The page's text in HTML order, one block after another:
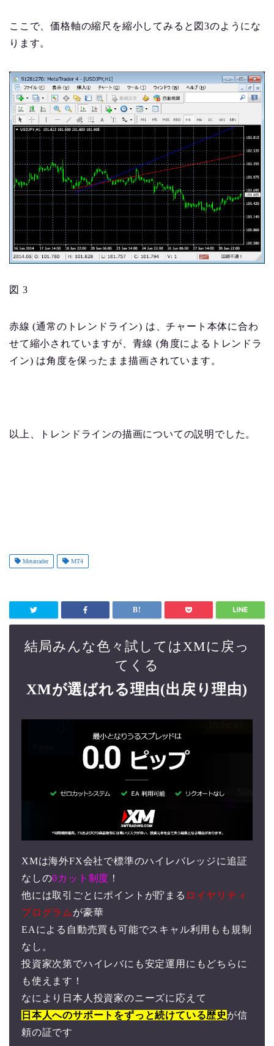
ここで、価格軸の縮尺を縮小してみると図3のようにな
ります。
図 3
赤線 (通常のトレンドライン) は、チャート本体に合わ
せて縮小されていますが、青線 (角度によるトレンドラ
イン) は角度を保ったまま描画されています。
以上、トレンドラインの描画についての説明でした。
Metatrader MT4
結局みんな色々試してはXMに戻っ
てくる
XMが選ばれる理由(出戻り理由)
XMは海外FX会社で標準のハイレバレッジに追証
なしの0カット制度 ！
他には取引ごとにポイントが貯まる ロイヤリティ
プログラム が豪華
EAによる自動売買も可能でスキャル利用もも規制
なし。
投資家次第でハイレバにも安定運用にもどちらに
も使えます！
なにより日本人投資家のニーズに応えて
日本人へのサポートをずっと続けている歴史 が信
頼の証です